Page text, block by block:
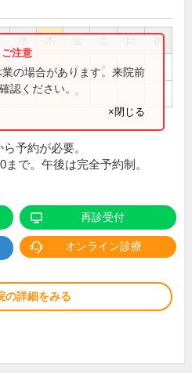
祝
● ●
●
の場合があります。来院前
認ください。
×閉じる
予約が必要。
で。午後は完全予約制。
再診受付
オンライン診療
の詳細をみる